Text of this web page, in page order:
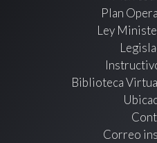
Plan
Ley
Biblioteca
Correo